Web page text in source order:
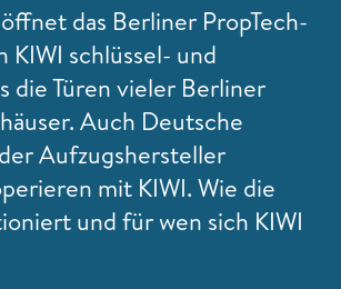
das Berliner PropTech-
KIWI schlüssel- und
die Türen vieler Berliner
Auch Deutsche
Aufzugshersteller
mit KIWI. Wie die
und für wen sich KIWI